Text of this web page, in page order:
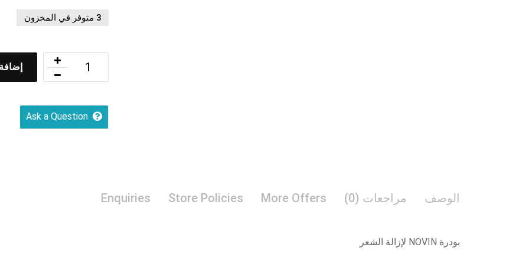
3 متوفر في المخزون
Ask a Question
الوصف مراجعات (0) More Offers
Store Policies
Enquiries
بودرة NOVIN لإزالة الشعر